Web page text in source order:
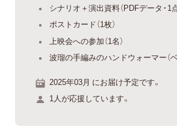
シナリオ＋演出資料（PDFデータ・1点
ポストカード（1枚）
上映会への参加（1名）
波瑠の手編みのハンドウォーマー（ベ
2025年03月 にお届け予定です。
1人が応援しています。